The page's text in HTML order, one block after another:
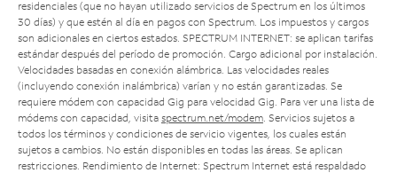
residenciales (que no hayan utilizado servicios de Spectrum en los últimos
30 días) y que estén al día en pagos con Spectrum. Los impuestos y cargos
son adicionales en ciertos estados. SPECTRUM INTERNET: se aplican tarifas
estándar después del período de promoción. Cargo adicional por instalación.
Velocidades basadas en conexión alámbrica. Las velocidades reales
(incluyendo conexión inalámbrica) varían y no están garantizadas. Se
requiere módem con capacidad Gig para velocidad Gig. Para ver una lista de
módems con capacidad, visita spectrum.net/modem . Servicios sujetos a
todos los términos y condiciones de servicio vigentes, los cuales están
sujetos a cambios. No están disponibles en todas las áreas. Se aplican
restricciones. Rendimiento de Internet: Spectrum Internet está respaldado